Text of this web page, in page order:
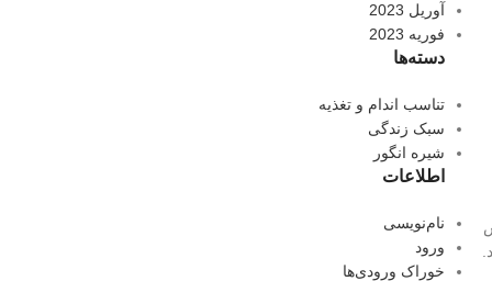
آوریل 2023
فوریه 2023
دسته‌ها
تناسب اندام و تغذیه
سبک زندگی
شیره انگور
اطلاعات
نام‌نویسی
ورود
خوراک ورودی‌ها